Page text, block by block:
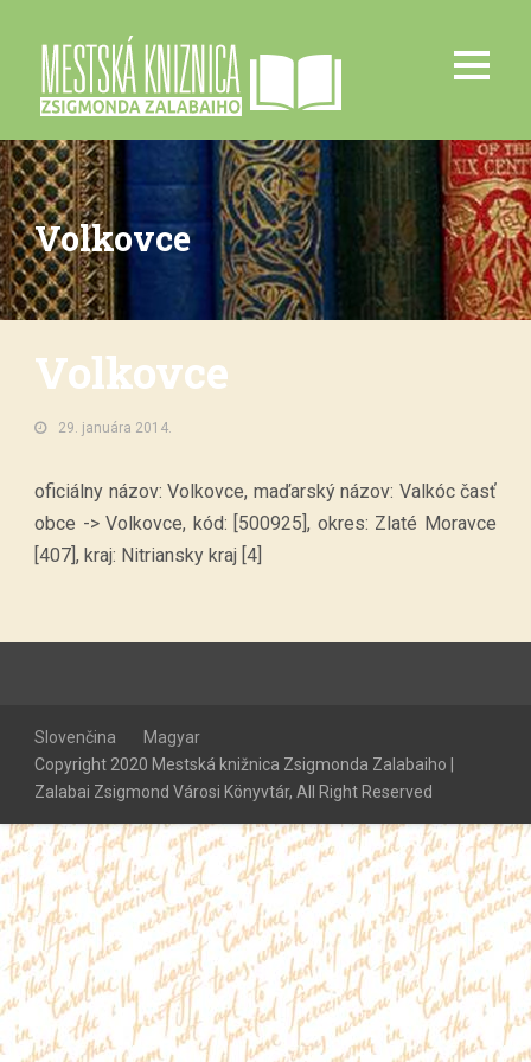
Volkovce
Volkovce
29. januára 2014.
oficiálny názov: Volkovce, maďarský názov: Valkóc časť
obce -> Volkovce, kód: [500925], okres: Zlaté Moravce
[407], kraj: Nitriansky kraj [4]
Slovenčina
Magyar
Copyright 2020 Mestská knižnica Zsigmonda Zalabaiho |
Zalabai Zsigmond Városi Könyvtár, All Right Reserved